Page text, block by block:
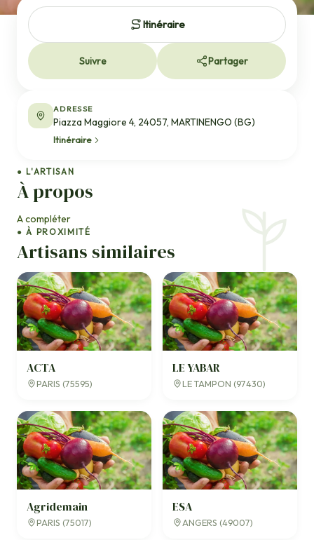
● L'ARTISAN
À propos
A compléter
● À PROXIMITÉ
Artisans similaires
ACTA
PARIS (75595)
LE YABAR
LE TAMPON (97430)
Agridemain
PARIS (75017)
ESA
ANGERS (49007)
Itinéraire
Suivre Partager
ADRESSE
Piazza Maggiore 4, 24057, MARTINENGO (BG)
Itinéraire